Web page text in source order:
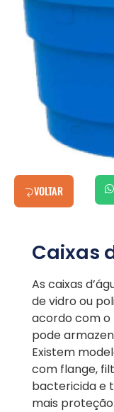
VOLTAR
Caixas
As caixas
de vidro ou
acordo com o
pode
Existem
com flange,
bactericida e
mais proteção.